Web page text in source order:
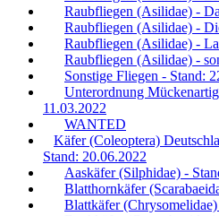
Raubfliegen (Asilidae) -
Raubfliegen (Asilidae) -
Raubfliegen (Asilidae) -
Raubfliegen (Asilidae) -
Sonstige Fliegen - Stand:
Unterordnung
11.03.2022
WANTED
Käfer (Coleoptera)
Stand: 20.06.2022
Aaskäfer (Silphidae) -
Blatthornkäfer
Blattkäfer